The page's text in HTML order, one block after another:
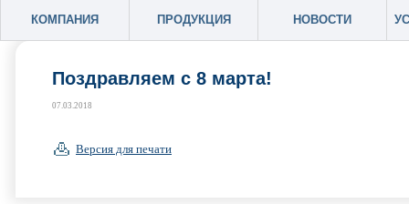
КОМПАНИЯ ПРОДУКЦИЯ НОВОСТИ
Поздравляем с 8 марта!
07.03.2018
Версия для печати